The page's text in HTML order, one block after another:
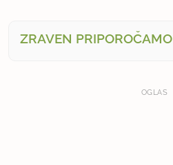
ZRAVEN PRIPOROČAMO
OGLAS